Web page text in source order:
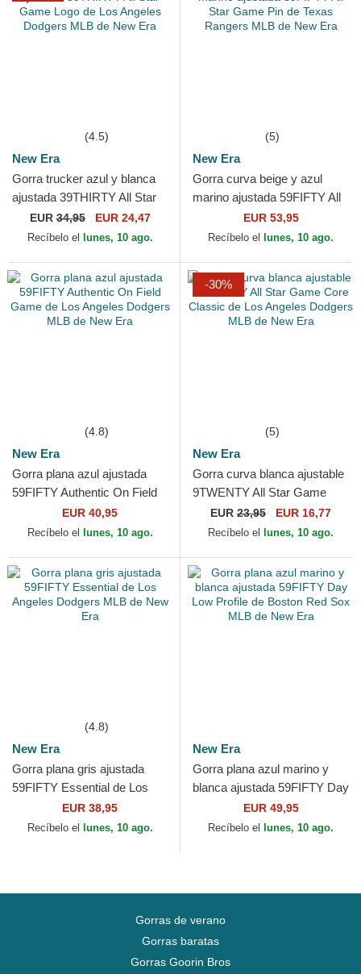
(4.5)
New Era
Gorra trucker azul y blanca
ajustada 39THIRTY All Star
Game Logo de Los Angeles
Dodgers MLB de...
EUR34,95 EUR 24,47
Recíbelo el lunes, 10 ago.
(5)
New Era
Gorra curva beige y azul
marino ajustada 59FIFTY All
Star Game Pin de Texas
Rangers MLB de New Era
EUR 53,95
Recíbelo el lunes, 10 ago.
(4.8)
New Era
Gorra plana azul ajustada
59FIFTY Authentic On Field
Game de Los Angeles
Dodgers MLB de New Era
EUR 40,95
Recíbelo el lunes, 10 ago.
-30%
(5)
New Era
Gorra curva blanca ajustable
9TWENTY All Star Game
Core Classic de Los Angeles
Dodgers MLB de New...
EUR 23,95 EUR 16,77
Recíbelo el lunes, 10 ago.
(4.8)
New Era
Gorra plana gris ajustada
59FIFTY Essential de Los
Angeles Dodgers MLB de
New Era
EUR 38,95
Recíbelo el lunes, 10 ago.
New Era
Gorra plana azul marino y
blanca ajustada 59FIFTY Day
Low Profile de Boston Red
Sox MLB de New Era
EUR 49,95
Recíbelo el lunes, 10 ago.
Gorras de verano
Gorras baratas
Gorras Goorin Bros